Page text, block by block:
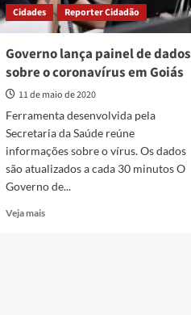
Cidades Reporter Cidadão
Governo lança painel de dados
sobre o coronavírus em Goiás
11 de maio de 2020
Ferramenta desenvolvida pela
Secretaria da Saúde reúne
informações sobre o vírus. Os dados
são atualizados a cada 30 minutos O
Governo de...
Veja maisRead